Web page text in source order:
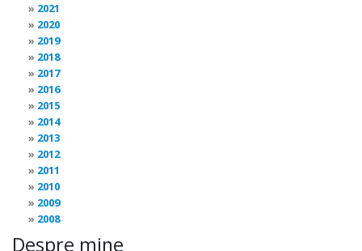
2021
2020
2019
2018
2017
2016
2015
2014
2013
2012
2011
2010
2009
2008
Despre mine